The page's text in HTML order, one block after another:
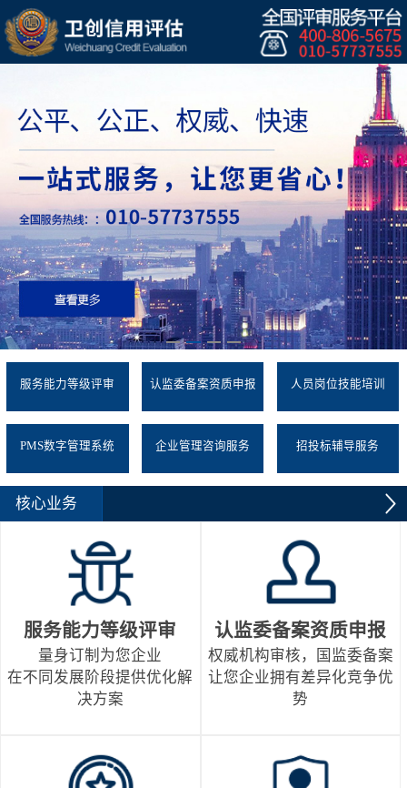
服务能力等级评审 认监委备案资质申报 人员岗位技能培训
PMS数字管理系统 企业管理咨询服务 招投标辅导服务
核心业务
服务能力等级评审
量身订制为您企业
在不同发展阶段提供优化解
决方案
认监委备案资质申报
权威机构审核，国监委备案
让您企业拥有差异化竞争优
势